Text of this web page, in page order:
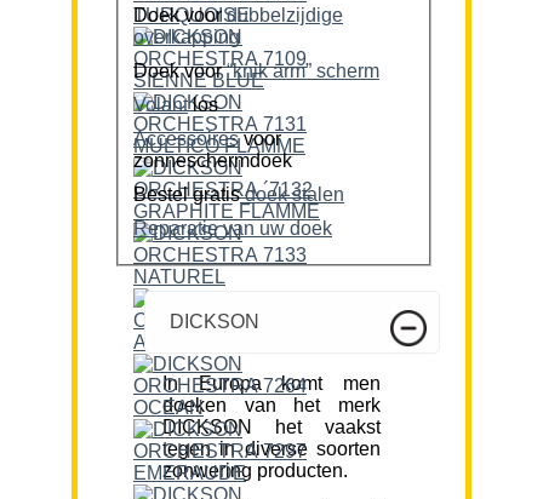
Doek voordubbelzijdige
overkapping
Doek voor
“knik arm” scherm
Volantlos
Accessoiresvoor
zonneschermdoek
Bestel gratis doek stalen
Reparatie van uw doek
DICKSON
In Europa komt men
doeken van het merk
DICKSON het vaakst
tegen in diverse soorten
zonwering producten.